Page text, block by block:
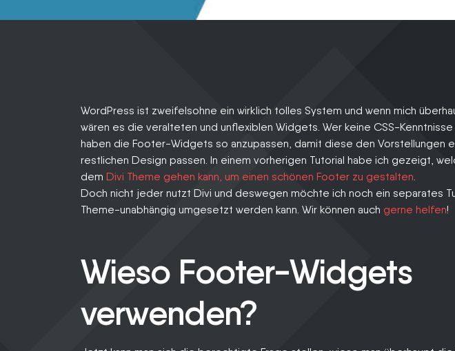
KONTAKT
KARRIERE
LOGIN
WordPress ist zweifelsohne ein wirklich tolles System und wenn mich
wären es die veralteten und unflexiblen Widgets. Wer keine CSS-
haben die Footer-Widgets so anzupassen, damit diese den Vorstellungen
restlichen Design passen. In einem vorherigen Tutorial habe ich gezeigt,
dem Divi Theme gehen kann, um einen schönen Footer zu gestalten.
Doch nicht jeder nutzt Divi und deswegen möchte ich noch ein separates
Theme-unabhängig umgesetzt werden kann. Wir können auch gerne helfen!
Wieso Footer-Widgets
verwenden?